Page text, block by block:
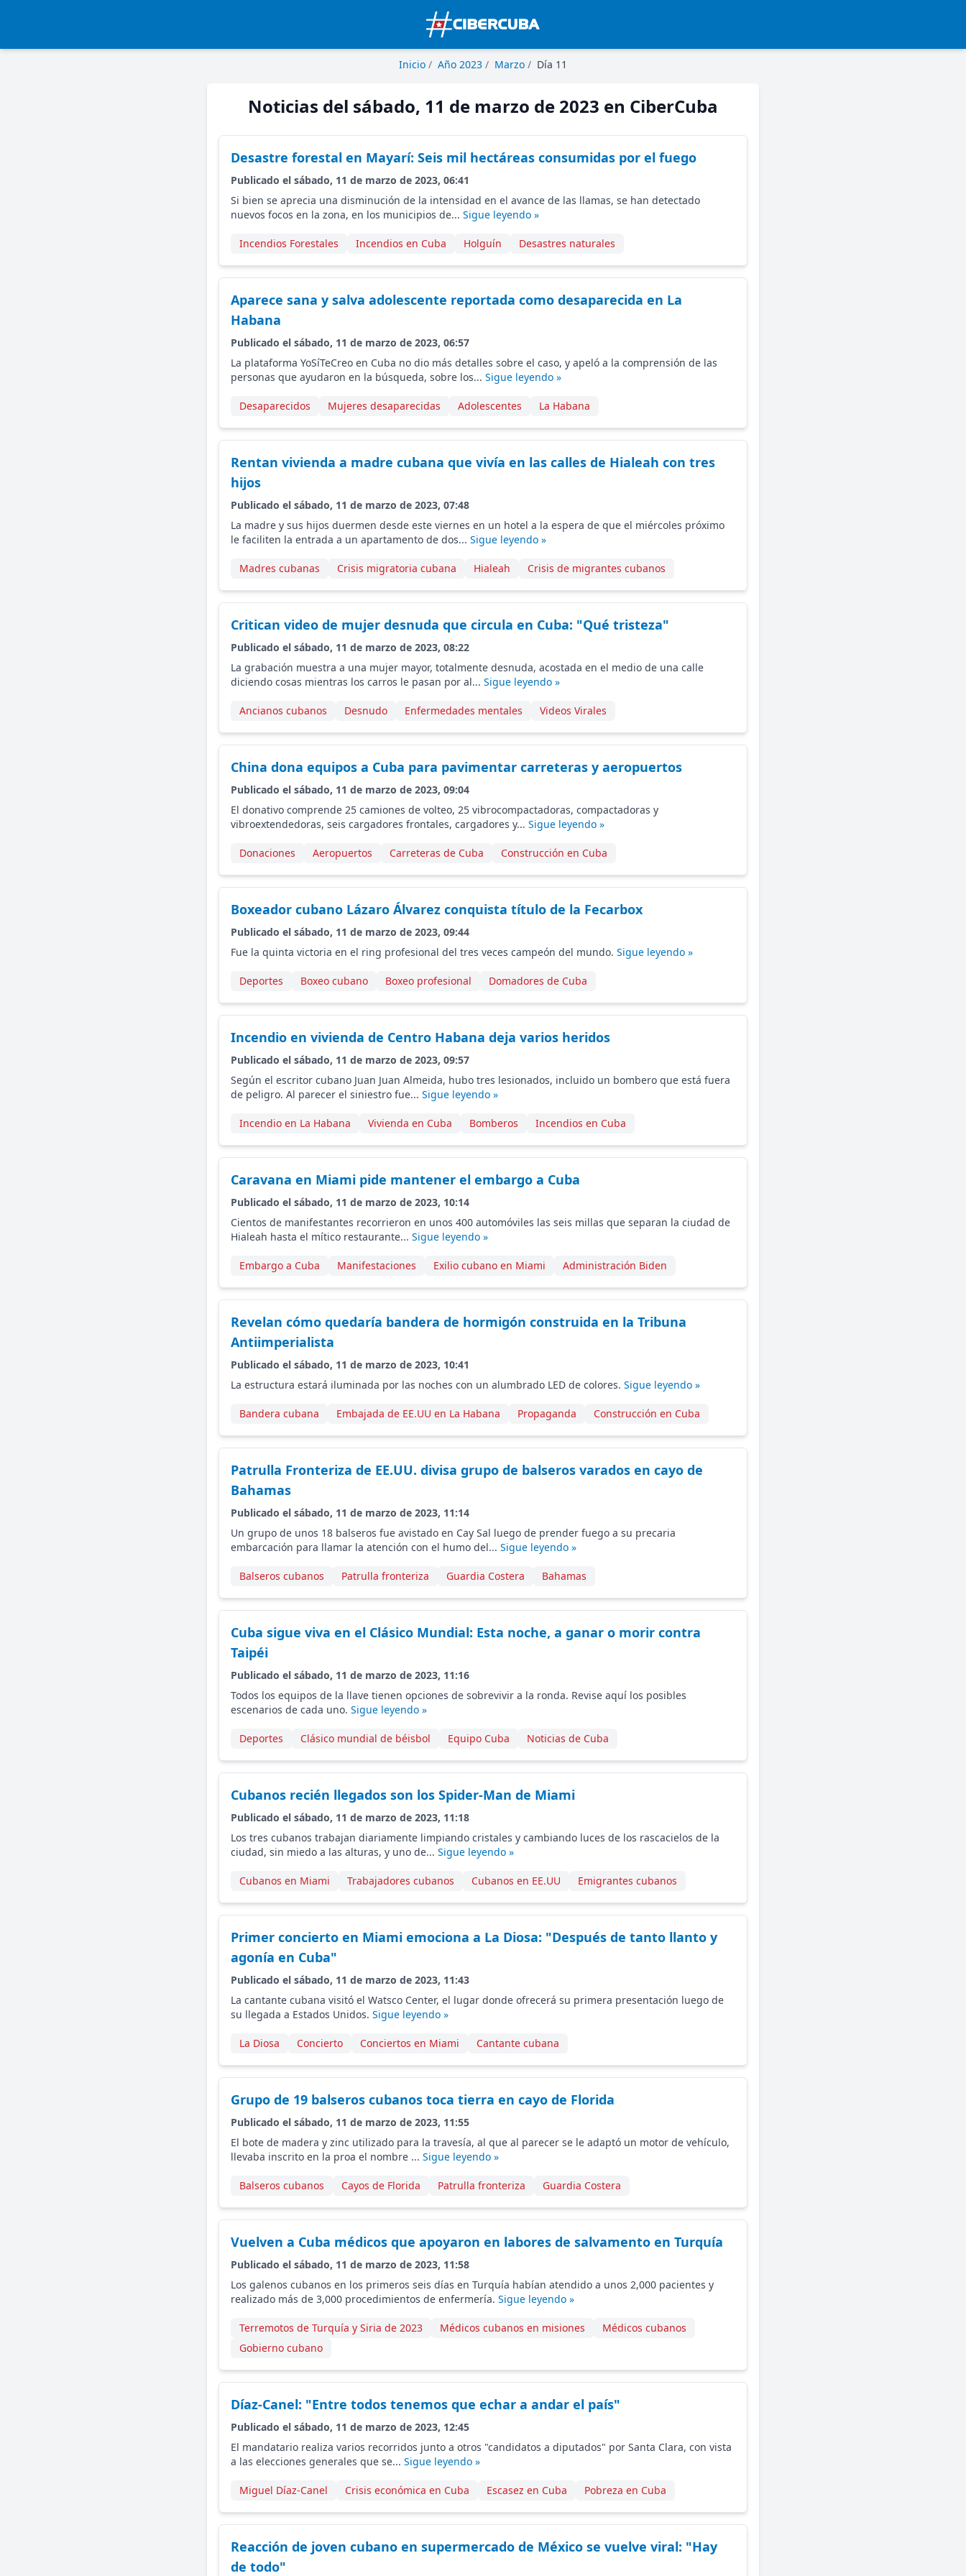
Inicio / Año 2023 / Marzo / Día 11
Noticias del sábado, 11 de marzo de 2023 en CiberCuba
Desastre forestal en Mayarí: Seis mil hectáreas consumidas por el fuego
Publicado el sábado, 11 de marzo de 2023, 06:41
Si bien se aprecia una disminución de la intensidad en el avance de las llamas, se han detectado
nuevos focos en la zona, en los municipios de... Sigue leyendo »
Incendios Forestales Incendios en Cuba Holguín Desastres naturales
Aparece sana y salva adolescente reportada como desaparecida en La
Habana
Publicado el sábado, 11 de marzo de 2023, 06:57
La plataforma YoSíTeCreo en Cuba no dio más detalles sobre el caso, y apeló a la comprensión de las
personas que ayudaron en la búsqueda, sobre los... Sigue leyendo »
Desaparecidos Mujeres desaparecidas Adolescentes La Habana
Rentan vivienda a madre cubana que vivía en las calles de Hialeah con tres
hijos
Publicado el sábado, 11 de marzo de 2023, 07:48
La madre y sus hijos duermen desde este viernes en un hotel a la espera de que el miércoles próximo
le faciliten la entrada a un apartamento de dos... Sigue leyendo »
Madres cubanas Crisis migratoria cubana Hialeah Crisis de migrantes cubanos
Critican video de mujer desnuda que circula en Cuba: "Qué tristeza"
Publicado el sábado, 11 de marzo de 2023, 08:22
La grabación muestra a una mujer mayor, totalmente desnuda, acostada en el medio de una calle
diciendo cosas mientras los carros le pasan por al... Sigue leyendo »
Ancianos cubanos Desnudo Enfermedades mentales Videos Virales
China dona equipos a Cuba para pavimentar carreteras y aeropuertos
Publicado el sábado, 11 de marzo de 2023, 09:04
El donativo comprende 25 camiones de volteo, 25 vibrocompactadoras, compactadoras y
vibroextendedoras, seis cargadores frontales, cargadores y... Sigue leyendo »
Donaciones Aeropuertos Carreteras de Cuba Construcción en Cuba
Boxeador cubano Lázaro Álvarez conquista título de la Fecarbox
Publicado el sábado, 11 de marzo de 2023, 09:44
Fue la quinta victoria en el ring profesional del tres veces campeón del mundo. Sigue leyendo »
Deportes Boxeo cubano Boxeo profesional Domadores de Cuba
Incendio en vivienda de Centro Habana deja varios heridos
Publicado el sábado, 11 de marzo de 2023, 09:57
Según el escritor cubano Juan Juan Almeida, hubo tres lesionados, incluido un bombero que está fuera
de peligro. Al parecer el siniestro fue... Sigue leyendo »
Incendio en La Habana Vivienda en Cuba Bomberos Incendios en Cuba
Caravana en Miami pide mantener el embargo a Cuba
Publicado el sábado, 11 de marzo de 2023, 10:14
Cientos de manifestantes recorrieron en unos 400 automóviles las seis millas que separan la ciudad de
Hialeah hasta el mítico restaurante... Sigue leyendo »
Embargo a Cuba Manifestaciones Exilio cubano en Miami Administración Biden
Revelan cómo quedaría bandera de hormigón construida en la Tribuna
Antiimperialista
Publicado el sábado, 11 de marzo de 2023, 10:41
La estructura estará iluminada por las noches con un alumbrado LED de colores. Sigue leyendo »
Bandera cubana Embajada de EE.UU en La Habana Propaganda Construcción en Cuba
Patrulla Fronteriza de EE.UU. divisa grupo de balseros varados en cayo de
Bahamas
Publicado el sábado, 11 de marzo de 2023, 11:14
Un grupo de unos 18 balseros fue avistado en Cay Sal luego de prender fuego a su precaria
embarcación para llamar la atención con el humo del... Sigue leyendo »
Balseros cubanos Patrulla fronteriza Guardia Costera Bahamas
Cuba sigue viva en el Clásico Mundial: Esta noche, a ganar o morir contra
Taipéi
Publicado el sábado, 11 de marzo de 2023, 11:16
Todos los equipos de la llave tienen opciones de sobrevivir a la ronda. Revise aquí los posibles
escenarios de cada uno. Sigue leyendo »
Deportes Clásico mundial de béisbol Equipo Cuba Noticias de Cuba
Cubanos recién llegados son los Spider-Man de Miami
Publicado el sábado, 11 de marzo de 2023, 11:18
Los tres cubanos trabajan diariamente limpiando cristales y cambiando luces de los rascacielos de la
ciudad, sin miedo a las alturas, y uno de... Sigue leyendo »
Cubanos en Miami Trabajadores cubanos Cubanos en EE.UU Emigrantes cubanos
Primer concierto en Miami emociona a La Diosa: "Después de tanto llanto y
agonía en Cuba"
Publicado el sábado, 11 de marzo de 2023, 11:43
La cantante cubana visitó el Watsco Center, el lugar donde ofrecerá su primera presentación luego de
su llegada a Estados Unidos. Sigue leyendo »
La Diosa Concierto Conciertos en Miami Cantante cubana
Grupo de 19 balseros cubanos toca tierra en cayo de Florida
Publicado el sábado, 11 de marzo de 2023, 11:55
El bote de madera y zinc utilizado para la travesía, al que al parecer se le adaptó un motor de vehículo,
llevaba inscrito en la proa el nombre ... Sigue leyendo »
Balseros cubanos Cayos de Florida Patrulla fronteriza Guardia Costera
Vuelven a Cuba médicos que apoyaron en labores de salvamento en Turquía
Publicado el sábado, 11 de marzo de 2023, 11:58
Los galenos cubanos en los primeros seis días en Turquía habían atendido a unos 2,000 pacientes y
realizado más de 3,000 procedimientos de enfermería. Sigue leyendo »
Terremotos de Turquía y Siria de 2023 Médicos cubanos en misiones
Médicos cubanos
Gobierno cubano
Díaz-Canel: "Entre todos tenemos que echar a andar el país"
Publicado el sábado, 11 de marzo de 2023, 12:45
El mandatario realiza varios recorridos junto a otros "candidatos a diputados" por Santa Clara, con vista
a las elecciones generales que se... Sigue leyendo »
Miguel Díaz-Canel Crisis económica en Cuba Escasez en Cuba Pobreza en Cuba
Reacción de joven cubano en supermercado de México se vuelve viral: "Hay
de todo"